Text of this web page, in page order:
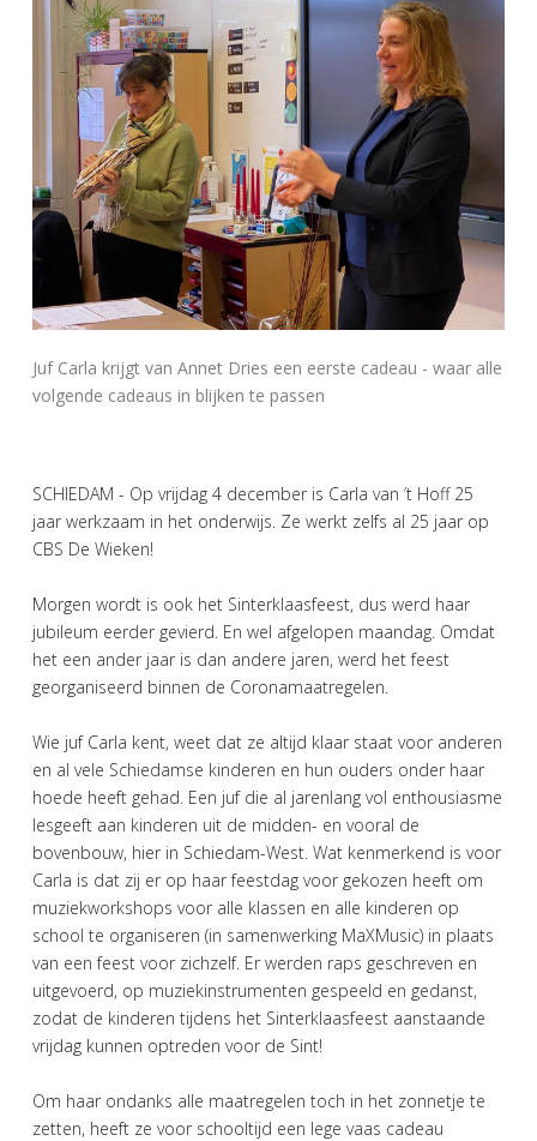
Juf Carla krijgt van Annet Dries een eerste cadeau - waar alle
volgende cadeaus in blijken te passen
SCHIEDAM - Op vrijdag 4 december is Carla van ’t Hoff 25
jaar werkzaam in het onderwijs. Ze werkt zelfs al 25 jaar op
CBS De Wieken!
Morgen wordt is ook het Sinterklaasfeest, dus werd haar
jubileum eerder gevierd. En wel afgelopen maandag. Omdat
het een ander jaar is dan andere jaren, werd het feest
georganiseerd binnen de Coronamaatregelen.
Wie juf Carla kent, weet dat ze altijd klaar staat voor anderen
en al vele Schiedamse kinderen en hun ouders onder haar
hoede heeft gehad. Een juf die al jarenlang vol enthousiasme
lesgeeft aan kinderen uit de midden- en vooral de
bovenbouw, hier in Schiedam-West. Wat kenmerkend is voor
Carla is dat zij er op haar feestdag voor gekozen heeft om
muziekworkshops voor alle klassen en alle kinderen op
school te organiseren (in samenwerking MaXMusic) in plaats
van een feest voor zichzelf. Er werden raps geschreven en
uitgevoerd, op muziekinstrumenten gespeeld en gedanst,
zodat de kinderen tijdens het Sinterklaasfeest aanstaande
vrijdag kunnen optreden voor de Sint!
Om haar ondanks alle maatregelen toch in het zonnetje te
zetten, heeft ze voor schooltijd een lege vaas cadeau